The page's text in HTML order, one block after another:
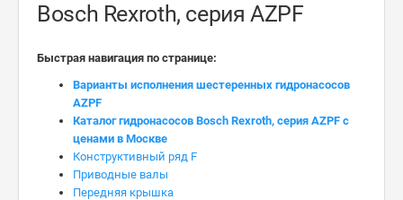
Bosch Rexroth, серия AZPF
Быстрая навигация по странице:
Варианты исполнения шестеренных гидронасосов
AZPF
Каталог гидронасосов Bosch Rexroth, серия AZPF с
ценами в Москве
Конструктивный ряд F
Приводные валы
Передняя крышка